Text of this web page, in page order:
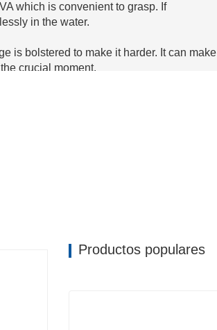
which is convenient to grasp. If
in the water.
is bolstered to make it harder. It can make
crucial moment.
due to the fact it is simpler to grasp,
Productos populares